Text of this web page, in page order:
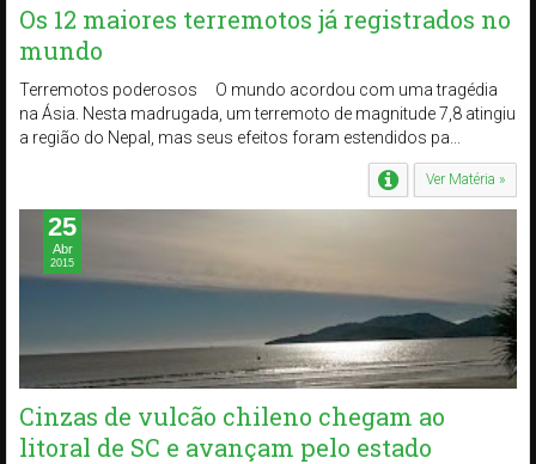
Os 12 maiores terremotos já registrados no
mundo
Terremotos poderosos O mundo acordou com uma tragédia
na Ásia. Nesta madrugada, um terremoto de magnitude 7,8 atingiu
a região do Nepal, mas seus efeitos foram estendidos pa...
Ver Matéria »
Cinzas de vulcão chileno chegam ao
litoral de SC e avançam pelo estado
25
Abr
2015